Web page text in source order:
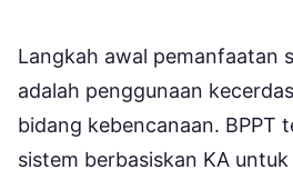
Langkah awal pemanfaatan
adalah penggunaan
bidang kebencanaan. BPPT
sistem berbasiskan KA